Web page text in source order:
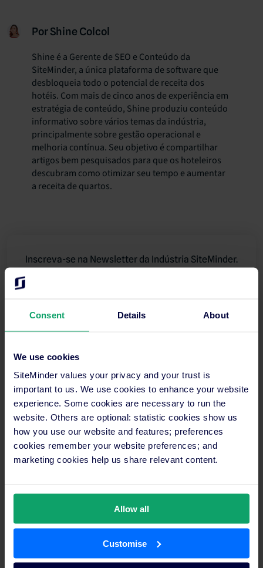
Consent Details About
We use cookies
SiteMinder values your privacy and your trust is
important to us. We use cookies to enhance your website
experience. Some cookies are necessary to run the
website. Others are optional: statistic cookies show us
how you use our website and features; preferences
cookies remember your website preferences; and
marketing cookies help us share relevant content.
Allow all
Customise
Por Shine Colcol
Shine é a Gerente de SEO e Conteúdo da
SiteMinder, a única plataforma de software que
desbloqueia todo o potencial de receita dos
hotéis. Com mais de cinco anos de experiência em
estratégia de conteúdo, Shine produziu conteúdo
informativo sobre vários temas da indústria,
principalmente sobre gestão operacional e
melhoria contínua. Seu objetivo é compartilhar
artigos bem pesquisados para que os hoteleiros
descubram como otimizar seu tempo e aumentar
a receita de quartos.
Inscreva-se na Newsletter da Indústria SiteMinder.